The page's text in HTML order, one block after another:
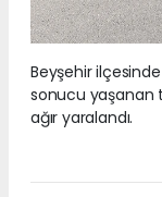
Beyşehir
sonucu yaşanan
ağır yaralandı.